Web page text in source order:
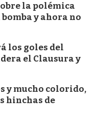
la polémica
y ahora no
los goles del
el Clausura y
y mucho colorido,
hinchas de